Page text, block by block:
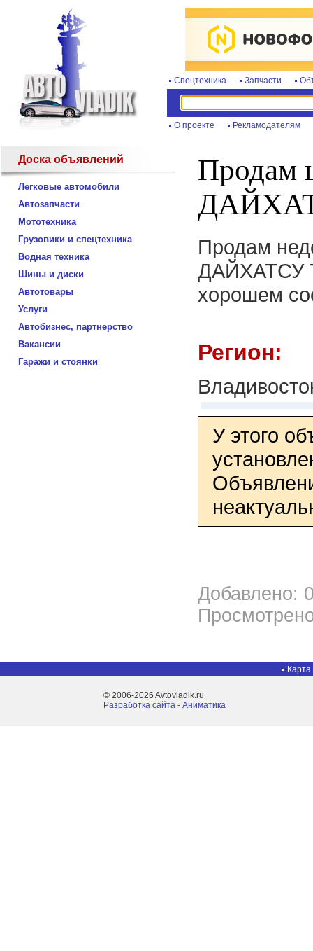
Спецтехника Запчасти
О проекте Рекламодателям
Доска объявлений
Легковые автомобили
Автозапчасти
Мототехника
Грузовики и спецтехника
Водная техника
Шины и диски
Автотовары
Услуги
Автобизнес, партнерство
Вакансии
Гаражи и стоянки
Продам
Продам
ДАЙХАТСУ
хорошем
Регион:
У этого
Добавлено:
Карта
© 2006-2026 Avtovladik.ru
Разработка сайта - Aниматика